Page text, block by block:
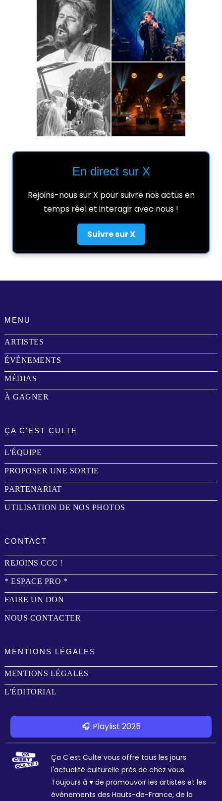
En direct sur X
Rejoins-nous sur X pour suivre nos actus en
temps réel et interagir avec nous !
Suivre sur X
MENU
ARTISTES
ÉVÉNEMENTS
MÉDIAS
À GAGNER
ÇA C'EST CULTE
L'ÉQUIPE
PROPOSER UNE SORTIE
PARTENARIAT
UTILISATION DE NOS PHOTOS
CONTACT
REJOINS CCC !
* ESPACE PRO *
FAIRE UN DON
NOUS CONTACTER
MENTIONS LÉGALES
MENTIONS LÉGALES
L'ÉDITORIAL
🎧 Playlist 2025
Ça C'est Culte vous offre tous les jours
l'actualité culturelle près de chez vous.
Toujours à ♥ de promouvoir les artistes et les
événements des Hauts-de-France, de la